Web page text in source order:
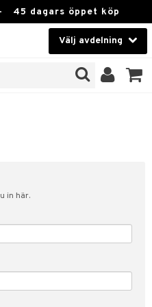
45 dagars öppet köp
Välj avdelning
in här.